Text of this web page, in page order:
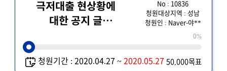
극저대출 현상황에
대한 공지 글
No : 10836
청원대상지역 : 성남
청원인 : Naver-야**
0%
청원기간 : 2020.04.27 ~2020.05.27 50,000목표